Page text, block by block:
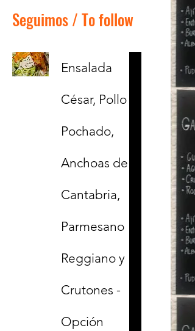
Seguimos / To follow
Ensalada
César, Pollo
Pochado,
Anchoas de
Cantabria,
Parmesano
Reggiano y
Crutones -
Opción